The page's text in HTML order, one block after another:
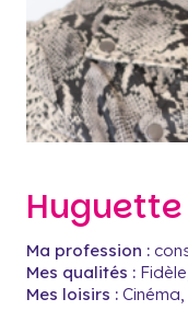
Huguette
Ma profession :
Mes qualités :
Mes loisirs :